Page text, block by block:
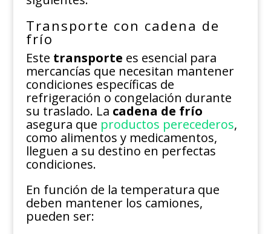
Transporte con cadena de
frío
Este transporte es esencial para
mercancías que necesitan mantener
condiciones específicas de
refrigeración o congelación durante
su traslado. La cadena de frío
asegura que productos perecederos,
como alimentos y medicamentos,
lleguen a su destino en perfectas
condiciones.
En función de la temperatura que
deben mantener los camiones,
pueden ser: